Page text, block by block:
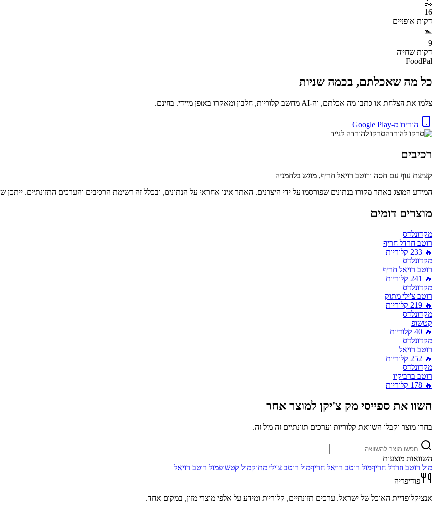
🚴
16
דקות אופניים
🏊
9
דקות שחייה
FoodPal
כל מה שאכלתם, בכמה שניות
צלמו את הצלחת או כתבו מה אכלתם, וה-AI מחשב קלוריות, חלבון ומאקרו באופן מיידי. בחינם.
הורידו מ-Google Play
סרקו להורדה לנייד
רכיבים
קציצת עוף עם חסה ורוטב רויאל חריף, מוגש בלחמניה
המידע המוצג באתר מקורו בנתונים שפורסמו על ידי היצרנים. האתר אינו אחראי על הנתונים, ובכלל זה רשימת הרכיבים והערכים התזונתיים. ייתכן
מוצרים דומים
מקדונלדס
רוטב חרדל חריף
🔥
233 קלוריות
מקדונלדס
רוטב רויאל חריף
🔥
241 קלוריות
מקדונלדס
רוטב צ'ילי מתוק
🔥
219 קלוריות
מקדונלדס
קטשופ
🔥
40 קלוריות
מקדונלדס
רוטב רויאל
🔥
252 קלוריות
מקדונלדס
רוטב ברביקיו
🔥
178 קלוריות
השוו את ספייסי מק צ'יקן למוצר אחר
בחרו מוצר וקבלו השוואת קלוריות וערכים תזונתיים זה מול זה.
השוואות מוצעות
מול רוטב חרדל חריףמול רוטב רויאל חריףמול רוטב צ'ילי מתוקמול קטשופמול רוטב רויאל
פודיפדיה
אנציקלופדיית האוכל של ישראל. ערכים תזונתיים, קלוריות ומידע על אלפי מוצרי מזון, במקום אחד.